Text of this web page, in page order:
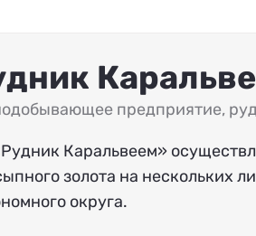
предприятие,
Каральвеем»
золота на нескольких
округа.